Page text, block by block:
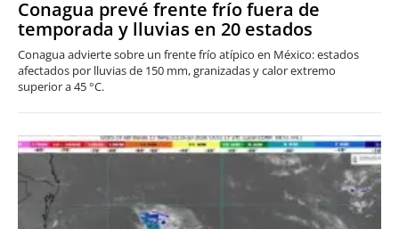
Conagua prevé frente frío fuera de
temporada y lluvias en 20 estados
Conagua advierte sobre un frente frío atípico en México: estados
afectados por lluvias de 150 mm, granizadas y calor extremo
superior a 45 °C.